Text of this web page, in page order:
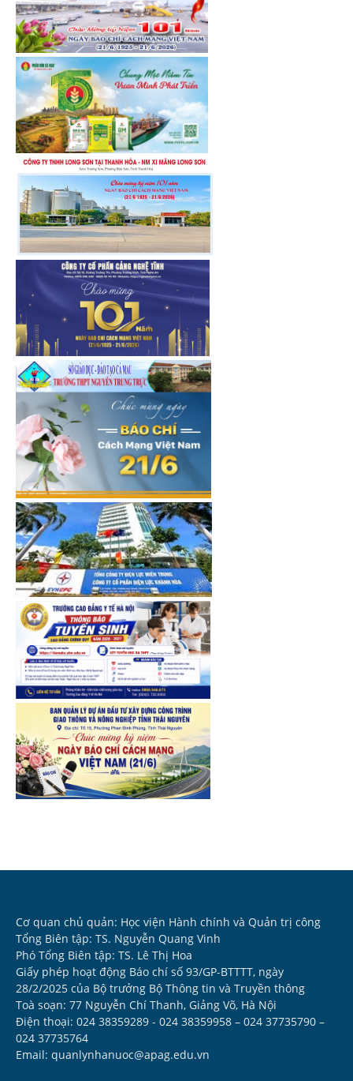
Cơ quan chủ quản: Học viện Hành chính và Quản trị công
Tổng Biên tập: TS. Nguyễn Quang Vinh
Phó Tổng Biên tập: TS. Lê Thị Hoa
Giấy phép hoạt động Báo chí số 93/GP-BTTTT, ngày
28/2/2025 của Bộ trưởng Bộ Thông tin và Truyền thông
Toà soạn: 77 Nguyễn Chí Thanh, Giảng Võ, Hà Nội
Điện thoại: 024 38359289 - 024 38359958 – 024 37735790 –
024 37735764
Email: quanlynhanuoc@apag.edu.vn